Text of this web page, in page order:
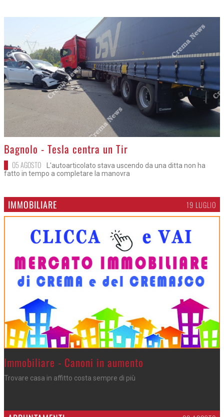
>
Bagnolo - Tesla centra un Tir
05 AGOSTO
L'autoarticolato stava uscendo da una ditta non ha
fatto in tempo a completare la manovra
IMMOBILIARE 19 LUGLIO
>Immobiliare - Canoni in aumento
Trovare casa in affitto costa sempre di più